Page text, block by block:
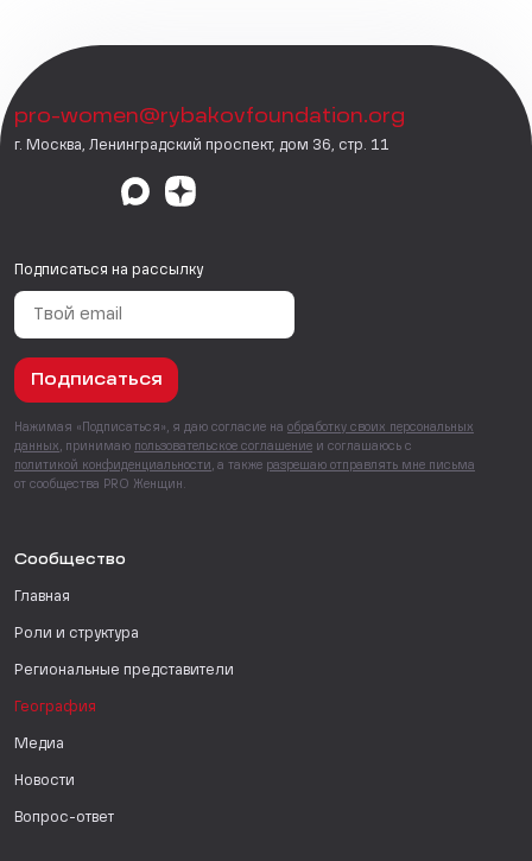
pro-women@rybakovfoundation.org
г. Москва, Ленинградский проспект, дом 36, стр. 11
Подписаться на рассылку
Подписаться
Нажимая «Подписаться», я даю согласие на обработку своих персональных
данных , принимаю пользовательское соглашение и соглашаюсь с
политикой конфиденциальности , а также разрешаю отправлять мне письма
от сообщества PRO Женщин.
Сообщество
Главная
Роли и структура
Региональные представители
География
Медиа
Новости
Вопрос-ответ